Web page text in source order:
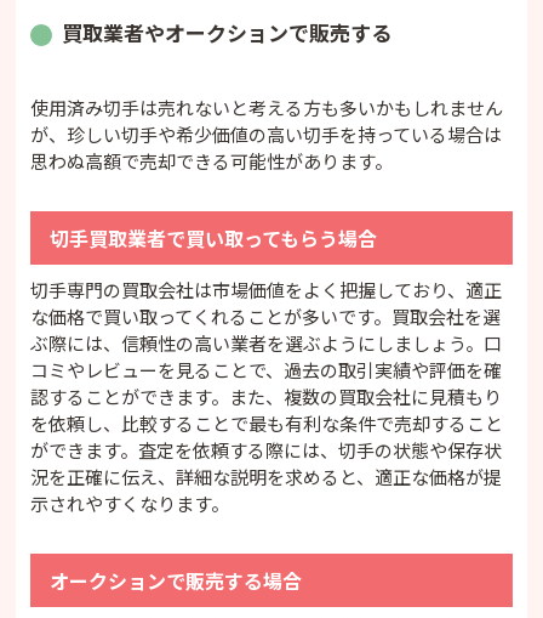
買取業者やオークションで販売する
使用済み切手は売れないと考える方も多いかもしれません
が、珍しい切手や希少価値の高い切手を持っている場合は
思わぬ高額で売却できる可能性があります。
切手買取業者で買い取ってもらう場合
切手専門の買取会社は市場価値をよく把握しており、適正
な価格で買い取ってくれることが多いです。買取会社を選
ぶ際には、信頼性の高い業者を選ぶようにしましょう。口
コミやレビューを見ることで、過去の取引実績や評価を確
認することができます。また、複数の買取会社に見積もり
を依頼し、比較することで最も有利な条件で売却すること
ができます。査定を依頼する際には、切手の状態や保存状
況を正確に伝え、詳細な説明を求めると、適正な価格が提
示されやすくなります。
オークションで販売する場合